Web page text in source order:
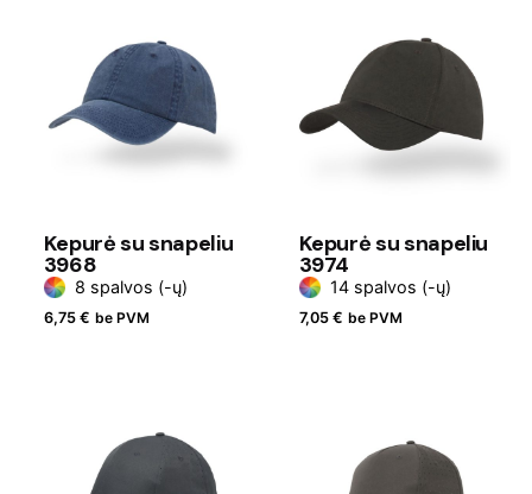
Kepurė su snapeliu
3968
8 spalvos (-ų)
6,75 € be PVM
Kepurė su snapeliu
3974
14 spalvos (-ų)
7,05 € be PVM